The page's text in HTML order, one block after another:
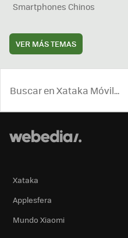
Smartphones Chinos
VER MÁS TEMAS
Xataka
Applesfera
Mundo Xiaomi